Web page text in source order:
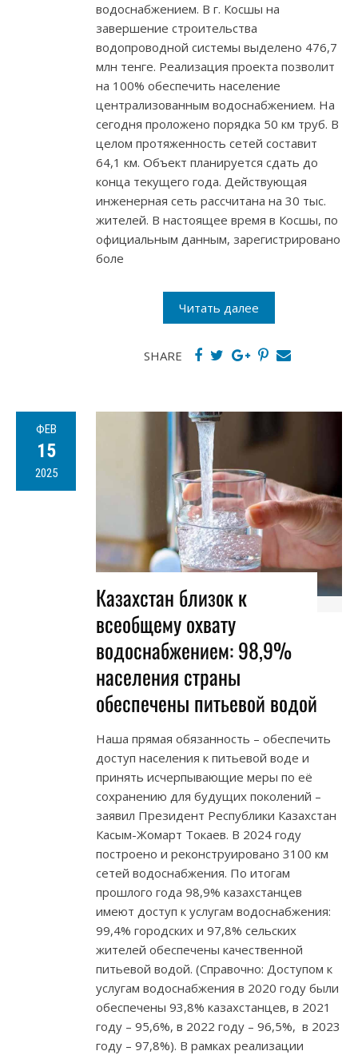
водоснабжением. В г. Косшы на
завершение строительства
водопроводной системы выделено 476,7
млн тенге. Реализация проекта позволит
на 100% обеспечить население
централизованным водоснабжением. На
сегодня проложено порядка 50 км труб. В
целом протяженность сетей составит
64,1 км. Объект планируется сдать до
конца текущего года. Действующая
инженерная сеть рассчитана на 30 тыс.
жителей. В настоящее время в Косшы, по
официальным данным, зарегистрировано
боле
Читать далее
SHARE
ФЕВ
15
2025
Казахстан близок к
всеобщему охвату
водоснабжением: 98,9%
населения страны
обеспечены питьевой водой
Наша прямая обязанность – обеспечить
доступ населения к питьевой воде и
принять исчерпывающие меры по её
сохранению для будущих поколений –
заявил Президент Республики Казахстан
Касым-Жомарт Токаев. В 2024 году
построено и реконструировано 3100 км
сетей водоснабжения. По итогам
прошлого года 98,9% казахстанцев
имеют доступ к услугам водоснабжения:
99,4% городских и 97,8% сельских
жителей обеспечены качественной
питьевой водой. (Справочно: Доступом к
услугам водоснабжения в 2020 году были
обеспечены 93,8% казахстанцев, в 2021
году – 95,6%, в 2022 году – 96,5%, в 2023
году – 97,8%). В рамках реализации